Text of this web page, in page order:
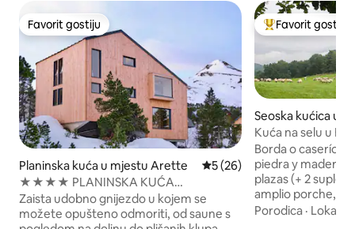
Favorit gostiju
Favorit gostiju
Planinska kuća u mjestu Arette Prosječna ocjena: 5 od 5,
5 (26)
★★★★ PLANINSKA KUĆA
Melzerata✨avec SAUNA
Zaista udobno gnijezdo u kojem se
možete opušteno odmoriti, od saune s
Glavni favorit
Favorit gostiju
Seoska kućica u
an
Kuća na selu u
Borda o caserío
piedra y madera,
plazas (+ 2
amplio porche,
privado.
Porodica · Lokacija